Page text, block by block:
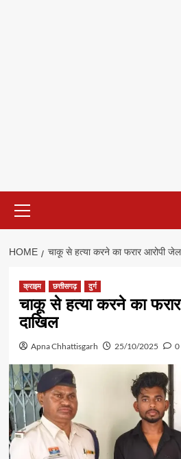
Menu
HOME चाकू से हत्या करने का फरार आरोपी
क्राइम छत्तीसगढ़ दुर्ग
चाकू से हत्या करने का
दाखिल
Apna Chhattisgarh 25/10/2025 0